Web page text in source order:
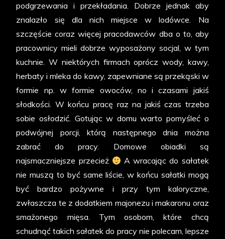
podgrzewania i przekładania. Dobrze jednak aby
znalazło się dla nich miejsce w lodówce. Na
szczęście coraz więcej pracodawców dba o to, aby
pracownicy mieli dobrze wyposażony socjal, w tym
kuchnie. W niektórych firmach oprócz wody, kawy,
herbaty i mleka do kawy, zapewniane są przekąski w
formie np. w formie owoców, no i czasami jakiś
słodkości. W końcu pracę raz na jakiś czas trzeba
sobie osłodzić. Gotując w domu warto pomyśleć o
podwójnej porcji, którą następnego dnia można
zabrać do pracy. Domowe obiadki są
najsmaczniejsze przecież
A wracając do sałatek
nie muszą to być same liście, w końcu sałatki mogą
być bardzo pożywne i przy tym kaloryczne,
zwłaszcza te z dodatkiem majonezu i makaronu oraz
smażonego mięsa. Tym osobom, które chcą
schudnąć takich sałatek do pracy nie polecam, lepsze